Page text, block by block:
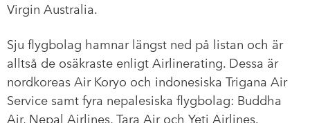
Virgin Australia.
Sju flygbolag hamnar längst ned på listan och är
alltså de osäkraste enligt Airlinerating. Dessa är
nordkoreas Air Koryo och indonesiska Trigana Air
Service samt fyra nepalesiska flygbolag: Buddha
Air, Nepal Airlines, Tara Air och Yeti Airlines.